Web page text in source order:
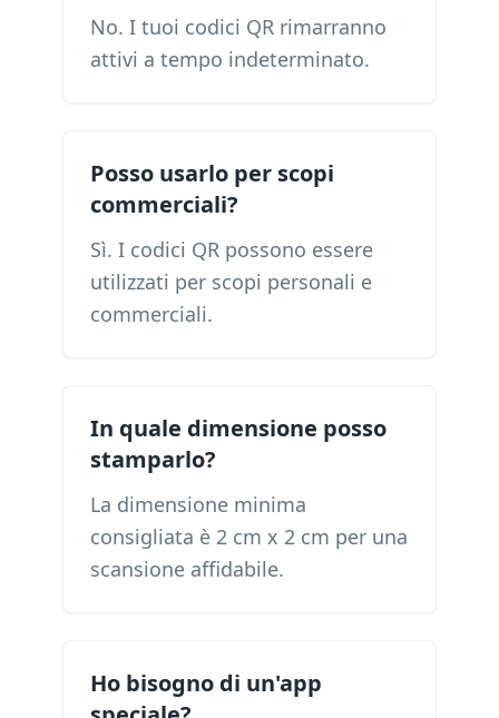
No. I tuoi codici QR rimarranno
attivi a tempo indeterminato.
Posso usarlo per scopi
commerciali?
Sì. I codici QR possono essere
utilizzati per scopi personali e
commerciali.
In quale dimensione posso
stamparlo?
La dimensione minima
consigliata è 2 cm x 2 cm per una
scansione affidabile.
Ho bisogno di un'app